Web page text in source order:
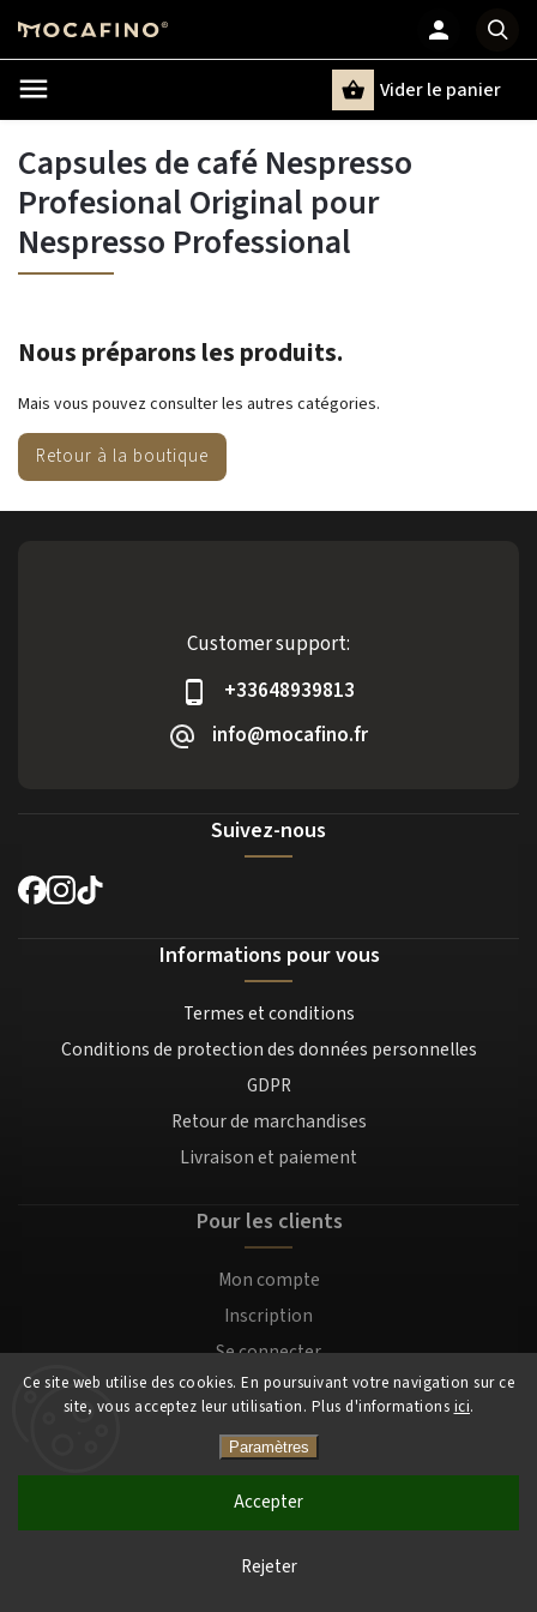
Ce site web utilise des cookies. En poursuivant votre navigation sur ce
site, vous acceptez leur utilisation. Plus d'informations ici.
Paramètres
Rejeter
Accepter
Chercher
Vider le panier
Capsules de café Nespresso
Profesional Original pour
Nespresso Professional
Nous préparons les produits.
Mais vous pouvez consulter les autres catégories.
Retour à la boutique
Customer support:
+33648939813
info@mocafino.fr
Suivez-nous
Informations pour vous
Termes et conditions
Conditions de protection des données personnelles
GDPR
Retour de marchandises
Livraison et paiement
Pour les clients
Mon compte
Inscription
Se connecter
Copyright 2026Mocafino.fr